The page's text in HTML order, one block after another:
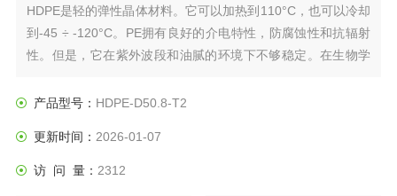
HDPE是轻的弹性晶体材料。它可以加热到110°C，也可以冷却
到-45 ÷ -120°C。PE拥有良好的介电特性，防腐蚀性和抗辐射
性。但是，它在紫外波段和油腻的环境下不够稳定。在生物学
产品型号： HDPE-D50.8-T2
更新时间： 2026-01-07
访 问 量： 2312